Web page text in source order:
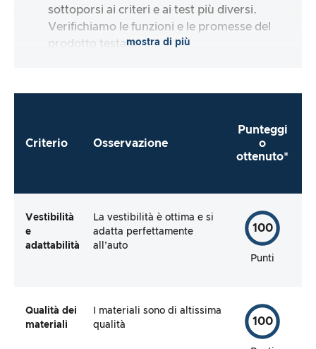
sottoporsi ai criteri e ai test più diversi.
Verifichiamo le funzioni e le promesse del
prodotto testato.mostra di più
Criterio Osservazione
Punteggi
o
ottenuto*
Vestibilità
e
adattabilità
La vestibilità è ottima e si
adatta perfettamente
all’auto
100
Punti
Qualità dei
materiali
I materiali sono di altissima
qualità
100